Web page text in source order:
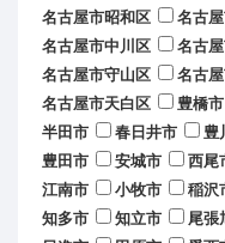
名古屋市昭和区
名古
名古屋市中川区
名古
名古屋市守山区
名古
名古屋市天白区
豊橋市
半田市
春日井市 豊
豊田市
安城市 西尾
江南市
小牧市 稲沢
知多市
知立市 尾張